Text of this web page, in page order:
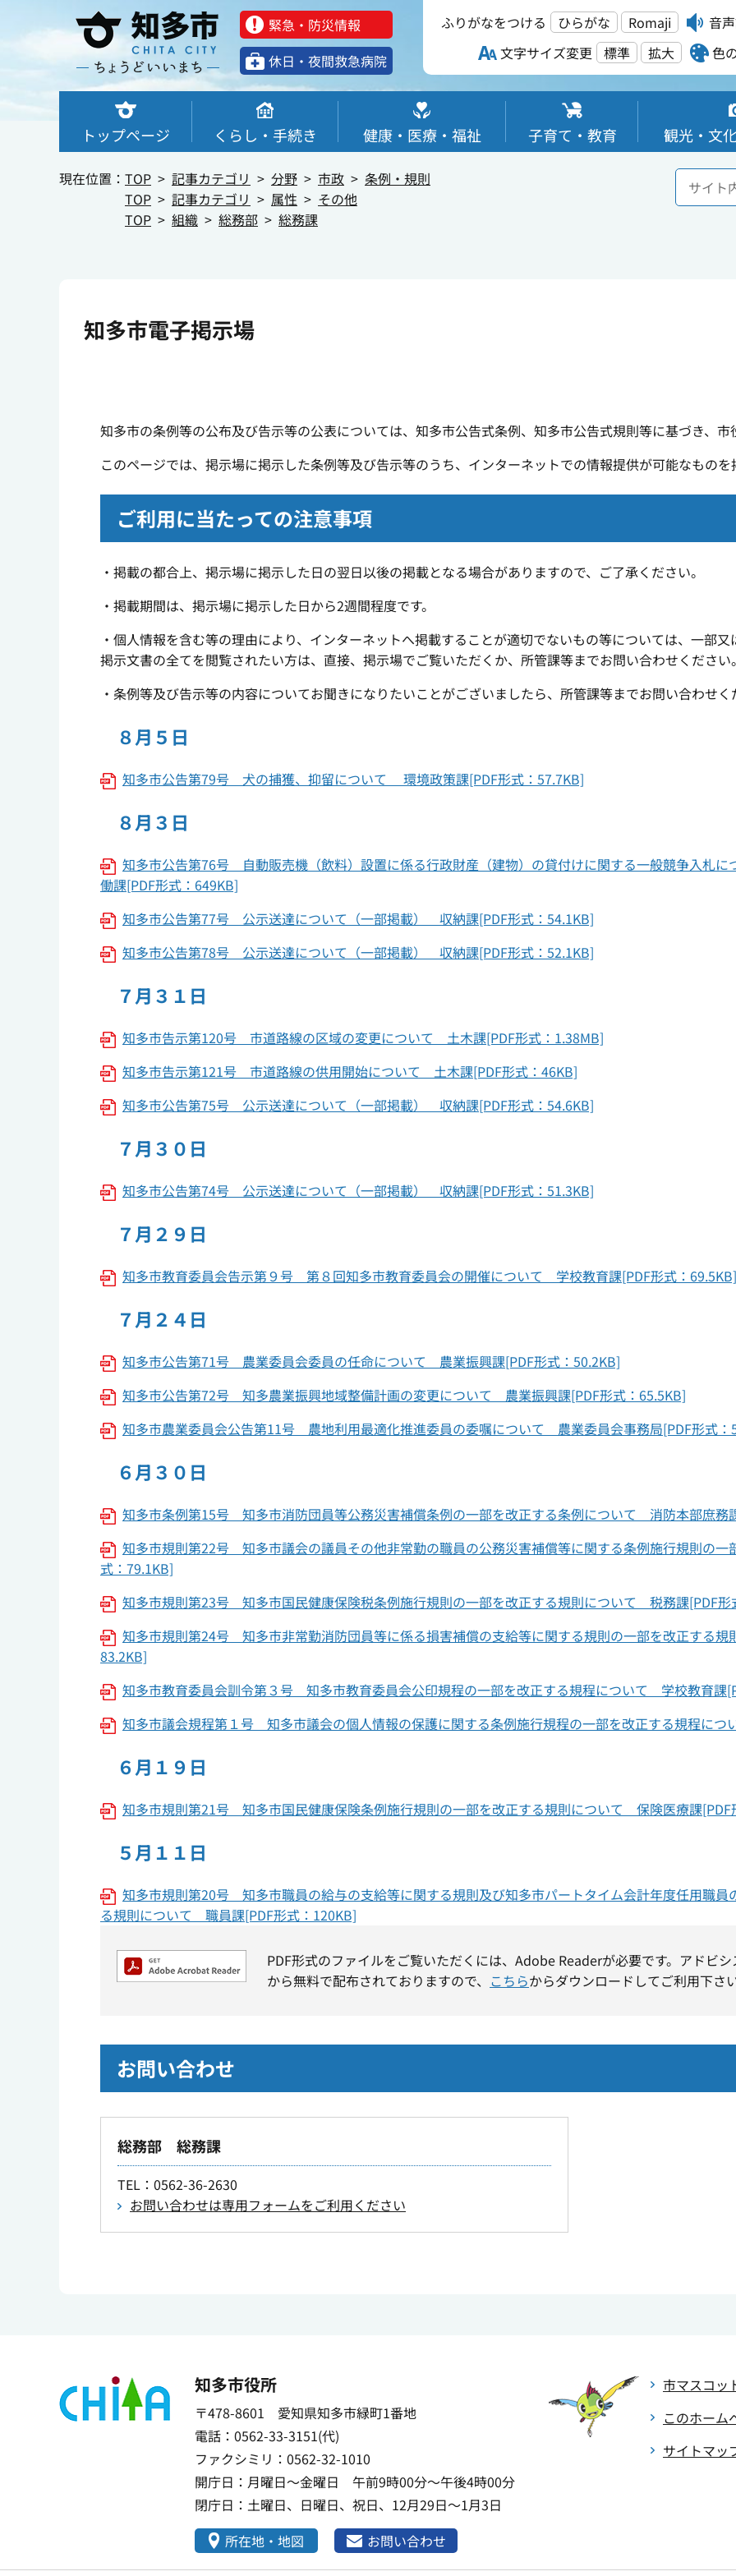
緊急・防災情報
休⽇・夜間救急病院
ふりがなをつける ひらがな Romaji 音
文字サイズ変更
標準 拡大 色
トップページ くらし・手続き 健康・医療・福祉 子育て・教育 観光・文
現在位置： TOP 記事カテゴリ 分野 市政
条例・規則
TOP
記事カテゴリ 属性
その他
TOP
組織 総務部 総務課
知多市電子掲示場
知多市の条例等の公布及び告示等の公表については、知多市公告式条例、知多市公告式規則等に基づき、市
このページでは、掲示場に掲示した条例等及び告示等のうち、インターネットでの情報提供が可能なものを
ご利用に当たっての注意事項
・掲載の都合上、掲示場に掲示した日の翌日以後の掲載となる場合がありますので、ご了承ください。
・掲載期間は、掲示場に掲示した日から2週間程度です。
・個人情報を含む等の理由により、インターネットへ掲載することが適切でないもの等については、一部又
掲示文書の全てを閲覧されたい方は、直接、掲示場でご覧いただくか、所管課等までお問い合わせください。
・条例等及び告示等の内容についてお聞きになりたいことがございましたら、所管課等までお問い合わせく
８月５日
知多市公告第79号 犬の捕獲、抑留について 環境政策課[PDF形式：57.7KB]
８月３日
知多市公告第76号 自動販売機（飲料）設置に係る行政財産（建物）の貸付けに関する一般競争入札
働課[PDF形式：649KB]
知多市公告第77号 公示送達について（一部掲載） 収納課[PDF形式：54.1KB]
知多市公告第78号 公示送達について（一部掲載） 収納課[PDF形式：52.1KB]
７月３１日
知多市告示第120号 市道路線の区域の変更について 土木課[PDF形式：1.38MB]
知多市告示第121号 市道路線の供用開始について 土木課[PDF形式：46KB]
知多市公告第75号 公示送達について（一部掲載） 収納課[PDF形式：54.6KB]
７月３０日
知多市公告第74号 公示送達について（一部掲載） 収納課[PDF形式：51.3KB]
７月２９日
知多市教育委員会告示第９号 第８回知多市教育委員会の開催について 学校教育課[PDF形式：69.5KB]
７月２４日
知多市公告第71号 農業委員会委員の任命について 農業振興課[PDF形式：50.2KB]
知多市公告第72号 知多農業振興地域整備計画の変更について 農業振興課[PDF形式：65.5KB]
知多市農業委員会公告第11号 農地利用最適化推進委員の委嘱について 農業委員会事務局[PDF形式：
６月３０日
知多市条例第15号 知多市消防団員等公務災害補償条例の一部を改正する条例について 消防本部庶務
知多市規則第22号 知多市議会の議員その他非常勤の職員の公務災害補償等に関する条例施行規則の
式：79.1KB]
知多市規則第23号 知多市国民健康保険税条例施行規則の一部を改正する規則について 税務課[PDF形
知多市規則第24号 知多市非常勤消防団員等に係る損害補償の支給等に関する規則の一部を改正する
83.2KB]
知多市教育委員会訓令第３号 知多市教育委員会公印規程の一部を改正する規程について 学校教育課
知多市議会規程第１号 知多市議会の個人情報の保護に関する条例施行規程の一部を改正する規程に
６月１９日
知多市規則第21号 知多市国民健康保険条例施行規則の一部を改正する規則について 保険医療課[PDF
５月１１日
知多市規則第20号 知多市職員の給与の支給等に関する規則及び知多市パートタイム会計年度任用職員
る規則について 職員課[PDF形式：120KB]
PDF形式のファイルをご覧いただくには、Adobe Readerが必要です。アドビ
から無料で配布されておりますので、 こちらからダウンロードしてご利用下さい
お問い合わせ
総務部 総務課
TEL ：0562-36-2630
お問い合わせは専用フォームをご利用ください
知多市役所
〒478-8601 愛知県知多市緑町1番地
電話：0562-33-3151(代)
ファクシミリ：0562-32-1010
開庁日：月曜日～金曜日 午前9時00分～午後4時00分
閉庁日：土曜日、日曜日、祝日、12月29日～1月3日
所在地・地図
お問い合わせ
市マスコッ
このホーム
サイトマッ